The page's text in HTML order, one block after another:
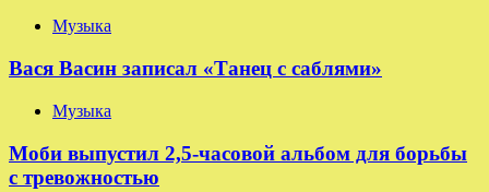
Музыка
Вася Васин записал «Танец с саблями»
Музыка
Моби выпустил 2,5-часовой альбом для борьбы
с тревожностью